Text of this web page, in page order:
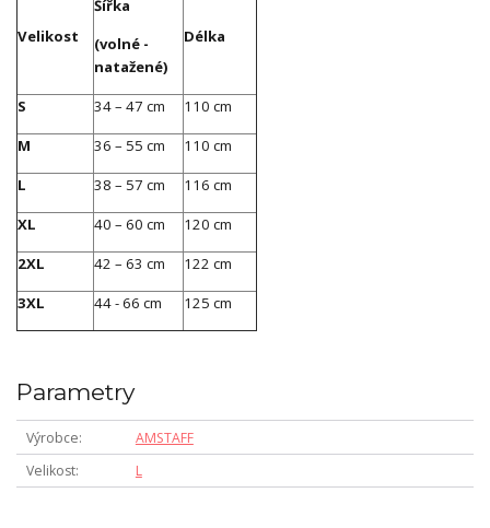
Velikost
Šířka
(volné -
natažené)
Délka
S 34 – 47 cm
110 cm
M
36 – 55 cm
110 cm
L
38 – 57 cm
116 cm
XL
40 – 60 cm
120 cm
2XL
42 – 63 cm
122 cm
3XL
44 - 66 cm 125 cm
Parametry
Výrobce
AMSTAFF
Velikost
L